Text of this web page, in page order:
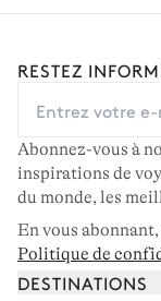
RESTEZ
Abonnez-vous à
inspirations de
du monde, les
En vous
Politique de
DESTINATIONS